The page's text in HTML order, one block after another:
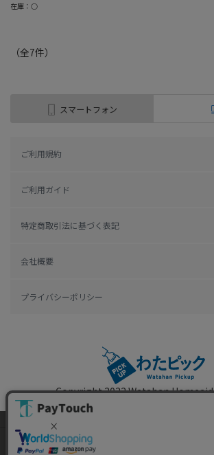
在庫：○
（全7件）
スマートフォン
ご利用規約
ご利用ガイド
特定商取引法に基づく表記
会社概要
プライバシーポリシー
Copyright 2022Watahan Homeaid
Powered by Watahan Partners
当ウェブサイトでは、お客様により良いサービ
をご提供するため、クッキーを利用しています